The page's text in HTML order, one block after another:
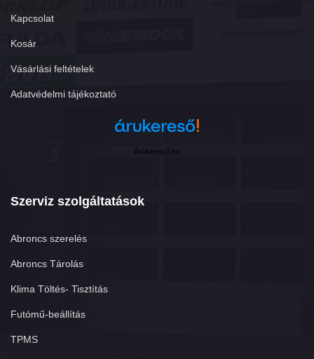
Kapcsolat
Kosár
Vásárlási feltételek
Adatvédelmi tájékoztató
Árukereső.hu
Szerviz szolgáltatások
Abroncs szerelés
Abroncs Tárolás
Klima Töltés- Tisztítás
Futómű-beállítás
TPMS